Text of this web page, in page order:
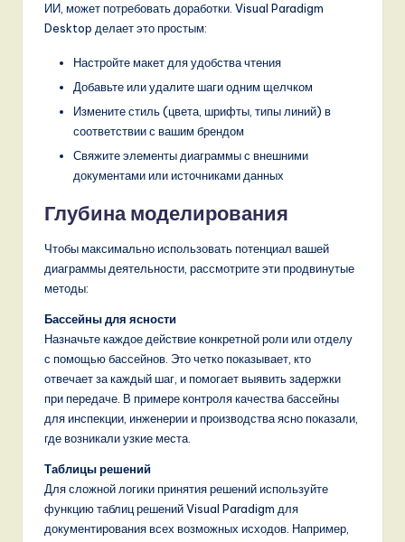
ИИ, может потребовать доработки. Visual Paradigm
Desktop делает это простым:
Настройте макет для удобства чтения
Добавьте или удалите шаги одним щелчком
Измените стиль (цвета, шрифты, типы линий) в
соответствии с вашим брендом
Свяжите элементы диаграммы с внешними
документами или источниками данных
Глубина моделирования
Чтобы максимально использовать потенциал вашей
диаграммы деятельности, рассмотрите эти продвинутые
методы:
Бассейны для ясности
Назначьте каждое действие конкретной роли или отделу
с помощью бассейнов. Это четко показывает, кто
отвечает за каждый шаг, и помогает выявить задержки
при передаче. В примере контроля качества бассейны
для инспекции, инженерии и производства ясно показали,
где возникали узкие места.
Таблицы решений
Для сложной логики принятия решений используйте
функцию таблиц решений Visual Paradigm для
документирования всех возможных исходов. Например,